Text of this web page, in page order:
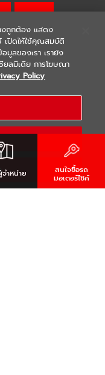
CO.,LTD. ALL RIGHTS
ำหน่าย สนใจซื้อรถ
มอเตอร์ไซค์
างถูกต้อง แสดง
เปิดให้ใช้คุณสมบัติ
อมูลของเรา เรายัง
ยลมีเดีย การโฆษณา
Policy